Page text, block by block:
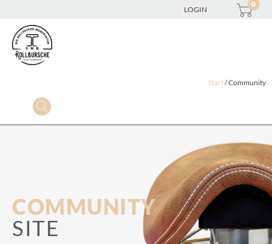
LOGIN
0
Start/ Community
COMMUNITY
SITE